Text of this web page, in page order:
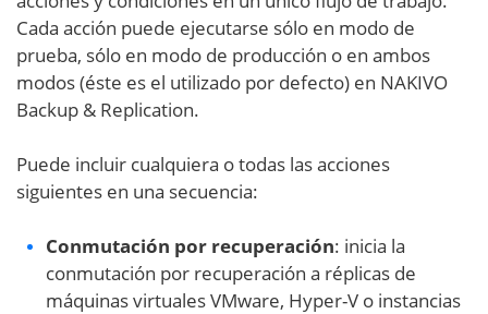
Cada acción puede ejecutarse sólo en modo de
prueba, sólo en modo de producción o en ambos
modos (éste es el utilizado por defecto) en NAKIVO
Backup & Replication.
Puede incluir cualquiera o todas las acciones
siguientes en una secuencia:
Conmutación por recuperación: inicia la
conmutación por recuperación a réplicas de
máquinas virtuales VMware, Hyper-V o instancias